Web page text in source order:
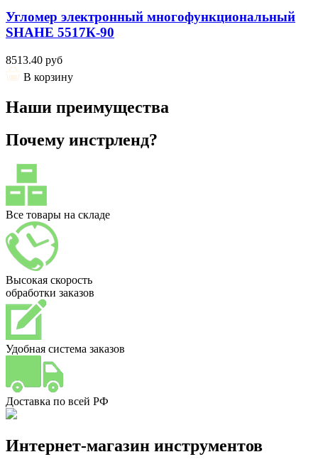
Угломер электронный многофункциональный
SHAHE 5517К-90
8513.40 руб
В корзину
Наши преимущества
Почему инстрленд?
Все товары на складе
Высокая скорость
обработки заказов
Удобная система заказов
Доставка по всей РФ
Интернет-магазин инструментов